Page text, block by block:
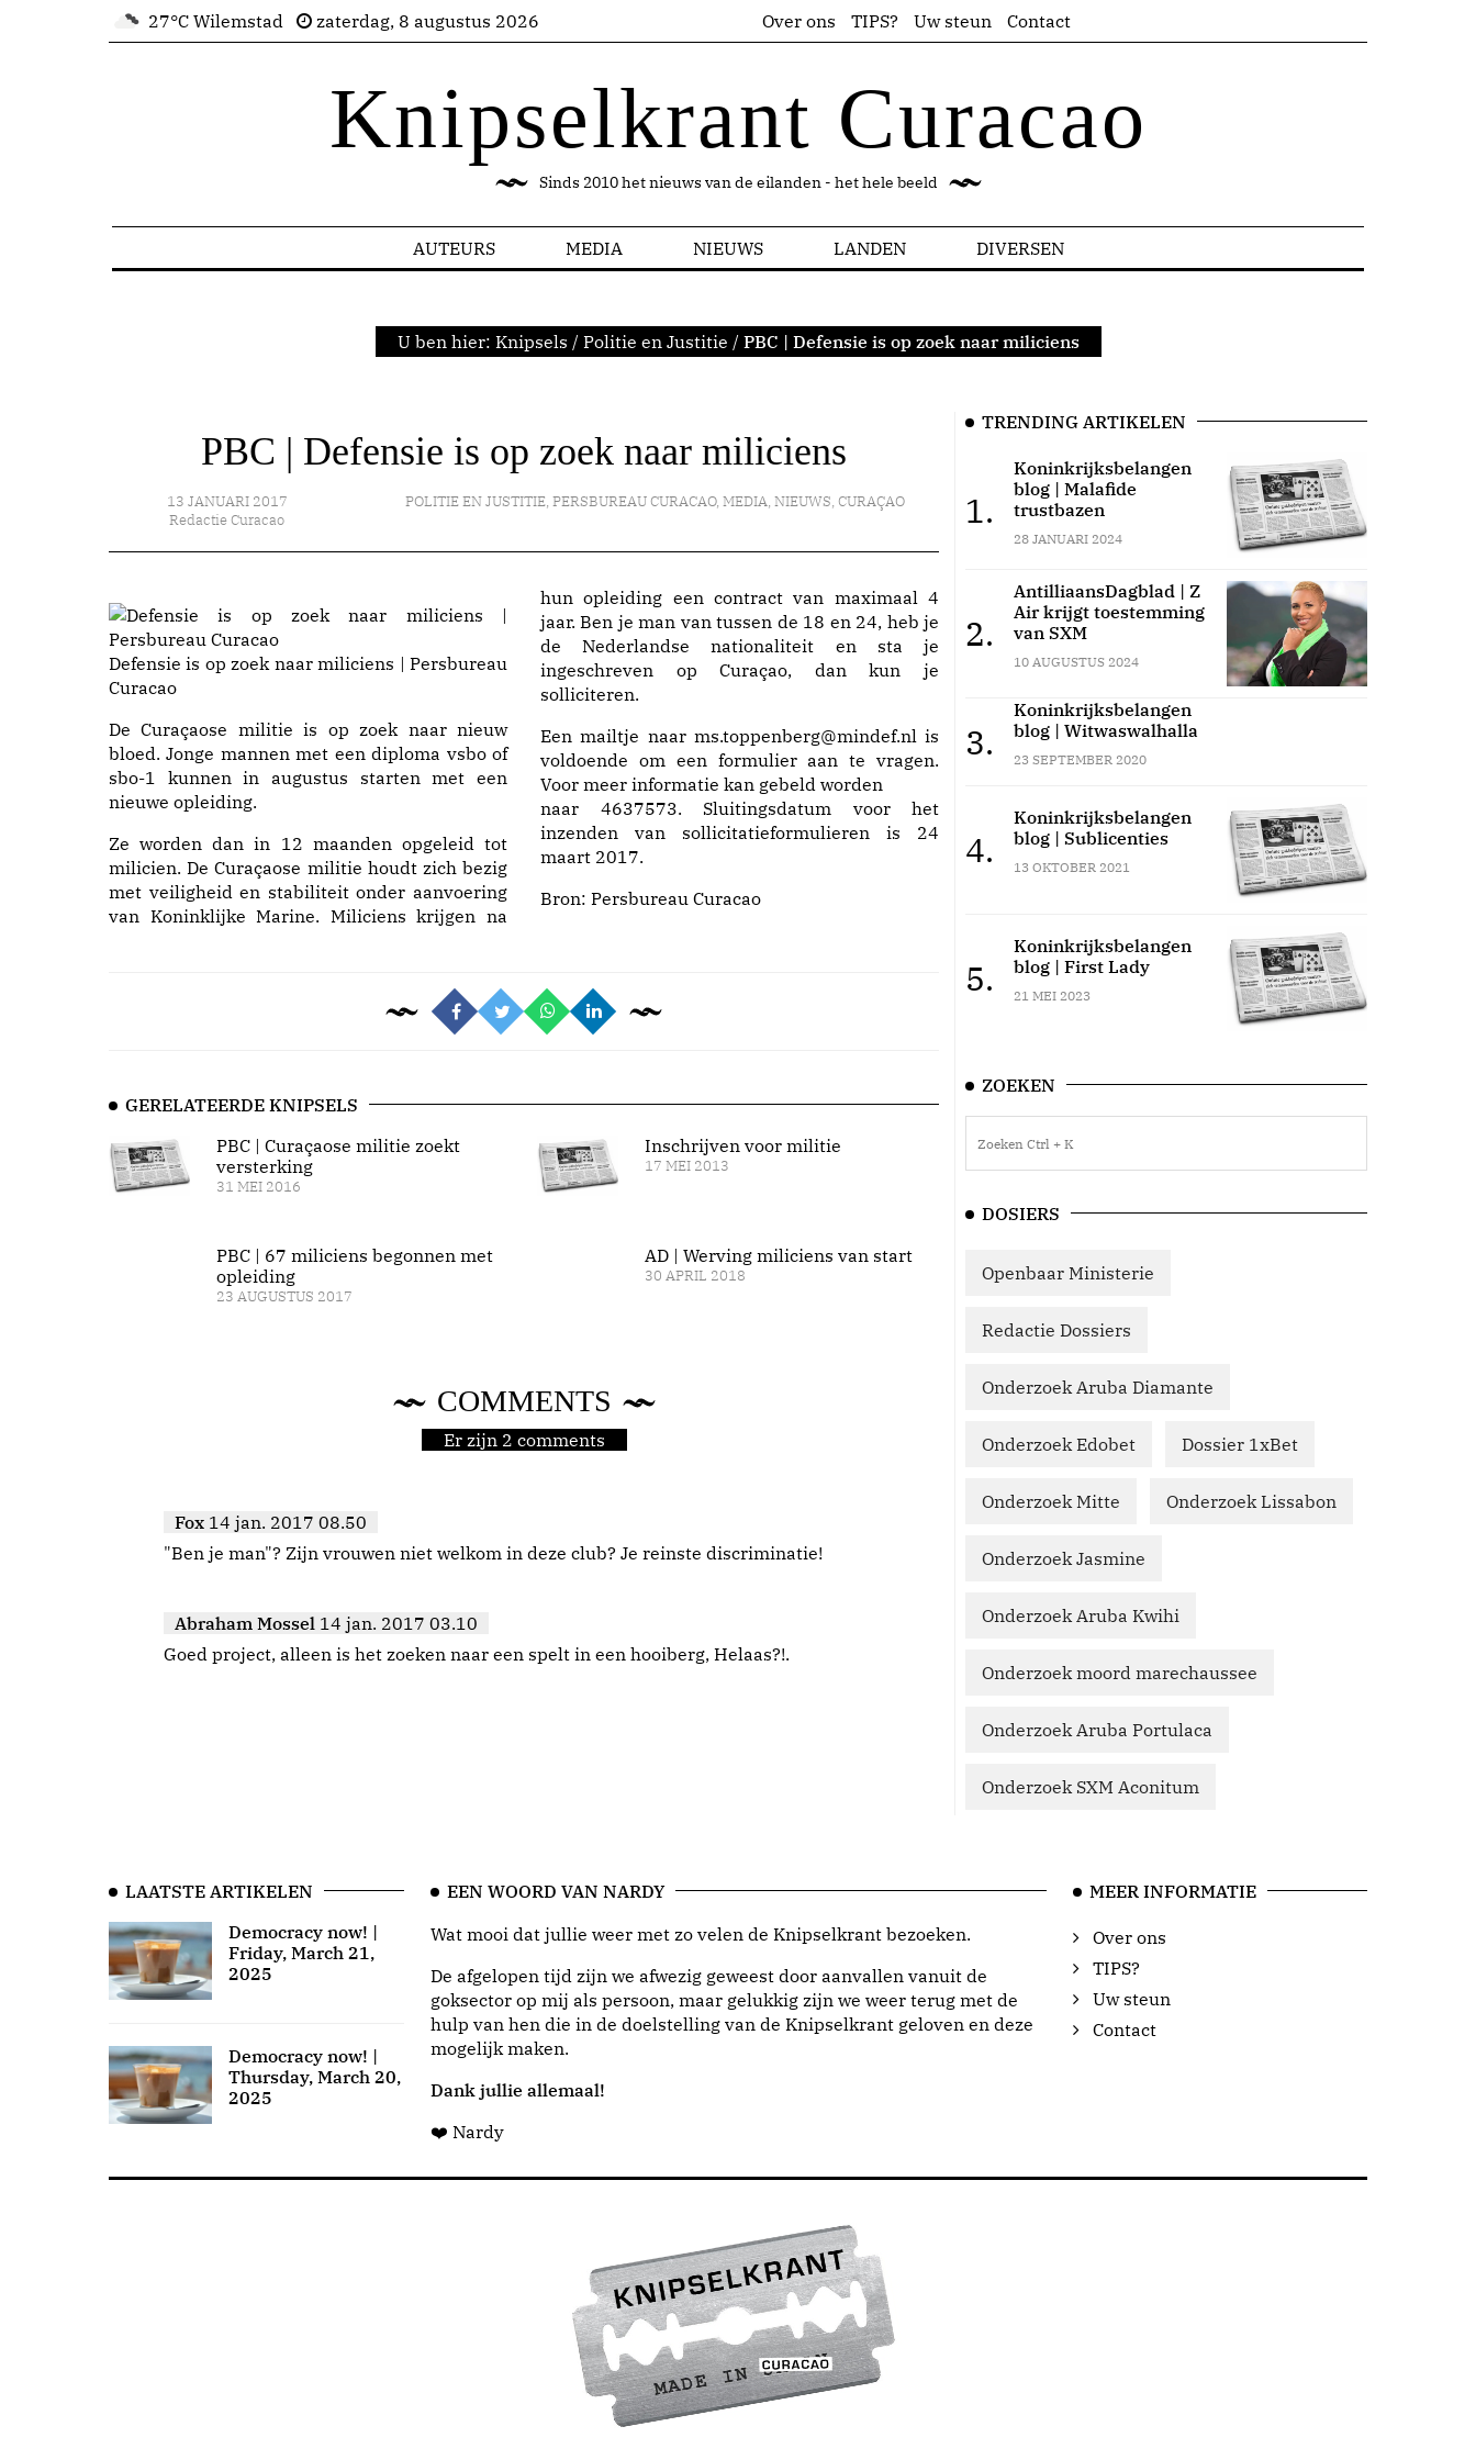
27°C Wilemstad zaterdag, 8 augustus 2026 Over ons TIPS? Uw steun Contact
Knipselkrant Curacao
Sinds 2010 het nieuws van de eilanden - het hele beeld
AUTEURS MEDIA NIEUWS LANDEN DIVERSEN
U ben hier: Knipsels / Politie en Justitie / PBC | Defensie is op zoek naar miliciens
PBC | Defensie is op zoek naar miliciens
13 JANUARI 2017
Redactie Curacao
POLITIE EN JUSTITIE,PERSBUREAU CURACAO,MEDIA,NIEUWS,CURAÇAO
Defensie is op zoek naar miliciens | Persbureau
Curacao
De Curaçaose militie is op zoek naar nieuw
bloed. Jonge mannen met een diploma vsbo of
sbo-1 kunnen in augustus starten met een
nieuwe opleiding.
Ze worden dan in 12 maanden opgeleid tot
milicien. De Curaçaose militie houdt zich bezig
met veiligheid en stabiliteit onder aanvoering
van Koninklijke Marine. Miliciens krijgen na
hun opleiding een contract van maximaal 4
jaar. Ben je man van tussen de 18 en 24, heb je
de Nederlandse nationaliteit en sta je
ingeschreven op Curaçao, dan kun je
solliciteren.
Een mailtje naar ms.toppenberg@mindef.nl is
voldoende om een formulier aan te vragen.
Voor meer informatie kan gebeld worden
naar 4637573. Sluitingsdatum voor het
inzenden van sollicitatieformulieren is 24
maart 2017.
Bron: Persbureau Curacao
GERELATEERDE KNIPSELS
PBC | Curaçaose militie zoekt
versterking
31 MEI 2016
PBC | 67 miliciens begonnen met
opleiding
23 AUGUSTUS 2017
Inschrijven voor militie
17 MEI 2013
AD | Werving miliciens van start
30 APRIL 2018
COMMENTS
Er zijn 2 comments
Fox 14 jan. 2017 08.50
"Ben je man"? Zijn vrouwen niet welkom in deze club? Je reinste discriminatie!
Abraham Mossel 14 jan. 2017 03.10
Goed project, alleen is het zoeken naar een spelt in een hooiberg, Helaas?!.
TRENDING ARTIKELEN
1.
Koninkrijksbelangen
blog | Malafide
trustbazen
28 JANUARI 2024
2.
AntilliaansDagblad | Z
Air krijgt toestemming
van SXM
10 AUGUSTUS 2024
3.
Koninkrijksbelangen
blog | Witwaswalhalla
23 SEPTEMBER 2020
4.
Koninkrijksbelangen
blog | Sublicenties
13 OKTOBER 2021
5.
Koninkrijksbelangen
blog | First Lady
21 MEI 2023
ZOEKEN
DOSIERS
Openbaar Ministerie
Redactie Dossiers
Onderzoek Aruba Diamante
Onderzoek Edobet Dossier 1xBet
Onderzoek Mitte Onderzoek Lissabon
Onderzoek Jasmine
Onderzoek Aruba Kwihi
Onderzoek moord marechaussee
Onderzoek Aruba Portulaca
Onderzoek SXM Aconitum
LAATSTE ARTIKELEN
Democracy now! |
Friday, March 21,
2025
Democracy now! |
Thursday, March 20,
2025
EEN WOORD VAN NARDY
Wat mooi dat jullie weer met zo velen de Knipselkrant bezoeken.
De afgelopen tijd zijn we afwezig geweest door aanvallen vanuit de
goksector op mij als persoon, maar gelukkig zijn we weer terug met de
hulp van hen die in de doelstelling van de Knipselkrant geloven en deze
mogelijk maken.
Dank jullie allemaal!
❤️ Nardy
MEER INFORMATIE
Over ons
TIPS?
Uw steun
Contact